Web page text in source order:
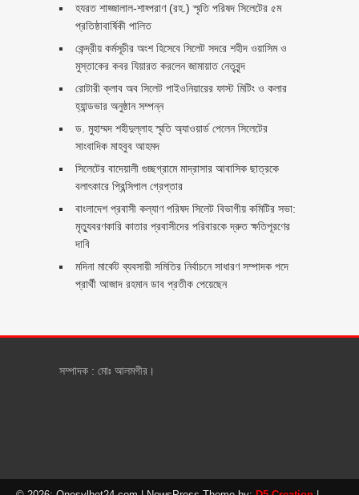
হযরত শাহ্জালাল-শাহ্পরাণ (রহ.) স্মৃতি পরিষদ সিলেটের ৫ম
প্রতিষ্ঠাবার্ষিকী পালিত ‎​
কেন্দ্রীয় কর্মসূচীর অংশ হিসেবে সিলেট সদরে শহীদ ওয়াসিম ও
মুস্তাকের কবর যিয়ারত করলেন জামায়াত নেতৃবৃন্দ ‎
রোটারী ক্লাব অব সিলেট পাইওনিয়ারের ফাস্ট মিটিং ও কলার
হ্যান্ডভার অনুষ্ঠান সম্পন্ন
ড. মুহাম্মদ শহীদুল্লাহ স্মৃতি অ্যাওয়ার্ড পেলেন সিলেটের
সাংবাদিক মাহবুব আহমদ
সিলেটের বাদেয়ালী গুচ্ছগ্রামে মাদ্রাসার আবাসিক ছাত্রকে
বলাৎকারে প্রিন্সিপাল গ্রেপ্তার ‎
বাংলাদেশ প্রবাসী কল্যাণ পরিষদ সিলেট বিভাগীয় কমিটির সভা:
মৃত্যুবরণকারি কাতার প্রবাসীদের পরিবারকে দ্রুত ক্ষতিপূরণের
দাবি
মদিনা মার্কেট ব্যবসায়ী সমিতির নির্বাচনে সাধারণ সম্পাদক পদে
প্রার্থী আজাদ রহমান ডাব প্রতীক পেয়েছেন ‎
সম্পাদক : মোঃ আলমগীর।